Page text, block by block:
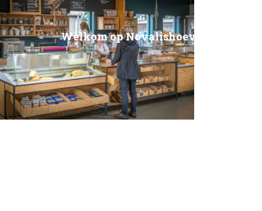
Welkom op Novalishoeve